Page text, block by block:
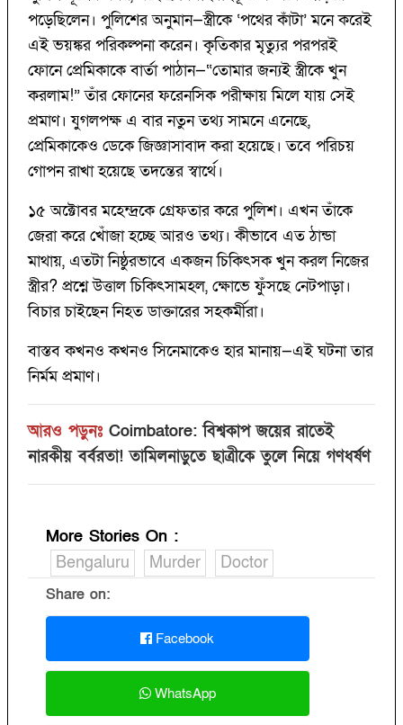
পড়েছিলেন। পুলিশের অনুমান—স্ত্রীকে ‘পথের কাঁটা’ মনে করেই
এই ভয়ঙ্কর পরিকল্পনা করেন। কৃতিকার মৃত্যুর পরপরই
ফোনে প্রেমিকাকে বার্তা পাঠান—“তোমার জন্যই স্ত্রীকে খুন
করলাম!” তাঁর ফোনের ফরেনসিক পরীক্ষায় মিলে যায় সেই
প্রমাণ। যুগলপক্ষ এ বার নতুন তথ্য সামনে এনেছে,
প্রেমিকাকেও ডেকে জিজ্ঞাসাবাদ করা হয়েছে। তবে পরিচয়
গোপন রাখা হয়েছে তদন্তের স্বার্থে।
১৫ অক্টোবর মহেন্দ্রকে গ্রেফতার করে পুলিশ। এখন তাঁকে
জেরা করে খোঁজা হচ্ছে আরও তথ্য। কীভাবে এত ঠান্ডা
মাথায়, এতটা নিষ্ঠুরভাবে একজন চিকিৎসক খুন করল নিজের
স্ত্রীর? প্রশ্নে উত্তাল চিকিৎসামহল, ক্ষোভে ফুঁসছে নেটপাড়া।
বিচার চাইছেন নিহত ডাক্তারের সহকর্মীরা।
বাস্তব কখনও কখনও সিনেমাকেও হার মানায়—এই ঘটনা তার
নির্মম প্রমাণ।
আরও পড়ুনঃ Coimbatore: বিশ্বকাপ জয়ের রাতেই
নারকীয় বর্বরতা! তামিলনাড়ুতে ছাত্রীকে তুলে নিয়ে গণধর্ষণ
More Stories On :
Bengaluru
Murder Doctor
Share on:
Facebook
WhatsApp